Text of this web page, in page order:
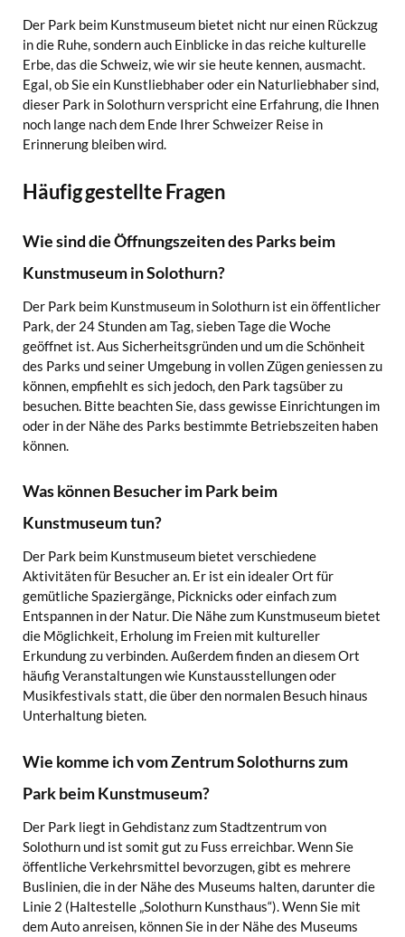
Der Park beim Kunstmuseum bietet nicht nur einen Rückzug
in die Ruhe, sondern auch Einblicke in das reiche kulturelle
Erbe, das die Schweiz, wie wir sie heute kennen, ausmacht.
Egal, ob Sie ein Kunstliebhaber oder ein Naturliebhaber sind,
dieser Park in Solothurn verspricht eine Erfahrung, die Ihnen
noch lange nach dem Ende Ihrer Schweizer Reise in
Erinnerung bleiben wird.
Häufig gestellte Fragen
Wie sind die Öffnungszeiten des Parks beim
Kunstmuseum in Solothurn?
Der Park beim Kunstmuseum in Solothurn ist ein öffentlicher
Park, der 24 Stunden am Tag, sieben Tage die Woche
geöffnet ist. Aus Sicherheitsgründen und um die Schönheit
des Parks und seiner Umgebung in vollen Zügen geniessen zu
können, empfiehlt es sich jedoch, den Park tagsüber zu
besuchen. Bitte beachten Sie, dass gewisse Einrichtungen im
oder in der Nähe des Parks bestimmte Betriebszeiten haben
können.
Was können Besucher im Park beim
Kunstmuseum tun?
Der Park beim Kunstmuseum bietet verschiedene
Aktivitäten für Besucher an. Er ist ein idealer Ort für
gemütliche Spaziergänge, Picknicks oder einfach zum
Entspannen in der Natur. Die Nähe zum Kunstmuseum bietet
die Möglichkeit, Erholung im Freien mit kultureller
Erkundung zu verbinden. Außerdem finden an diesem Ort
häufig Veranstaltungen wie Kunstausstellungen oder
Musikfestivals statt, die über den normalen Besuch hinaus
Unterhaltung bieten.
Wie komme ich vom Zentrum Solothurns zum
Park beim Kunstmuseum?
Der Park liegt in Gehdistanz zum Stadtzentrum von
Solothurn und ist somit gut zu Fuss erreichbar. Wenn Sie
öffentliche Verkehrsmittel bevorzugen, gibt es mehrere
Buslinien, die in der Nähe des Museums halten, darunter die
Linie 2 (Haltestelle „Solothurn Kunsthaus“). Wenn Sie mit
dem Auto anreisen, können Sie in der Nähe des Museums